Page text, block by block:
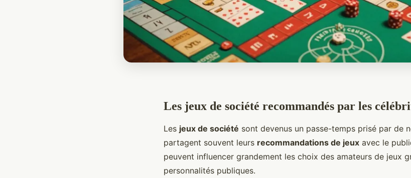
Les jeux de société recommandés par les
Les jeux de société sont devenus un passe-temps prisé par de
partagent souvent leurs recommandations de jeux avec le
peuvent influencer grandement les choix des amateurs de jeux
personnalités publiques.